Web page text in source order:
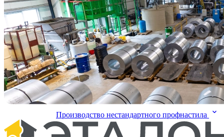
Производство нестандартного профнастила